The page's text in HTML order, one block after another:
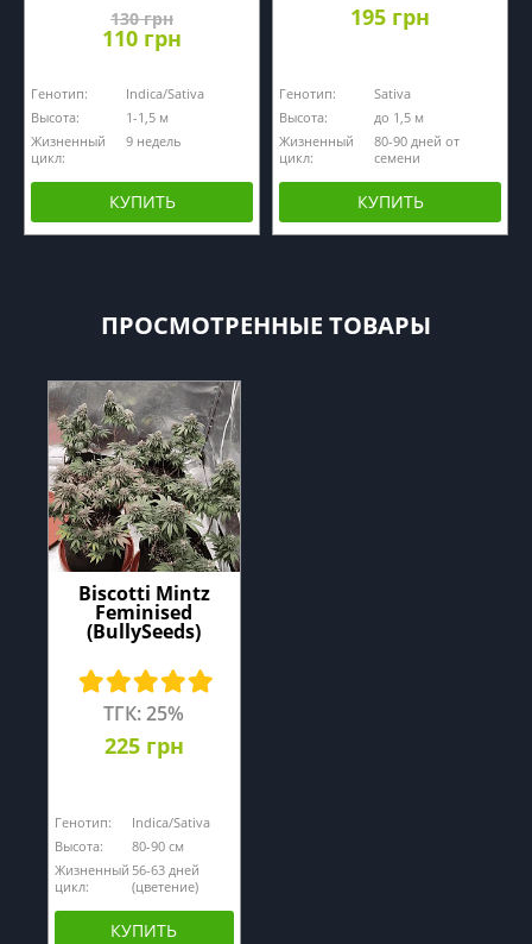
130 грн
110 грн
Генотип:
Indica/Sativa
Высота:
1-1,5 м
Жизненный
цикл:
9 недель
КУПИТЬ
195 грн
Генотип:
Sativa
Высота:
до 1,5 м
Жизненный
цикл:
80-90 дней от
семени
КУПИТЬ
ПРОСМОТРЕННЫЕ ТОВАРЫ
Biscotti Mintz
Feminised
(BullySeeds)
ТГК: 25%
225 грн
Генотип:
Indica/Sativa
Высота:
80-90 см
Жизненный
цикл:
56-63 дней
(цветение)
КУПИТЬ